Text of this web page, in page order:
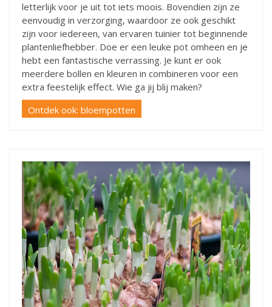
letterlijk voor je uit tot iets moois. Bovendien zijn ze
eenvoudig in verzorging, waardoor ze ook geschikt
zijn voor iedereen, van ervaren tuinier tot beginnende
plantenliefhebber. Doe er een leuke pot omheen en je
hebt een fantastische verrassing. Je kunt er ook
meerdere bollen en kleuren in combineren voor een
extra feestelijk effect. Wie ga jij blij maken?
Ontdek ook: bloempotten